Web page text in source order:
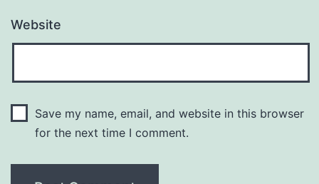
Website
Save my name, email, and website in this browser
for the next time I comment.